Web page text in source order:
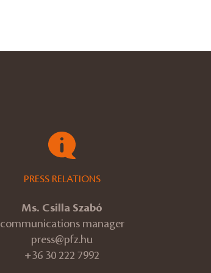
PRESS RELATIONS
Ms. Csilla Szabó
communications manager
press@pfz.hu
+36 30 222 7992